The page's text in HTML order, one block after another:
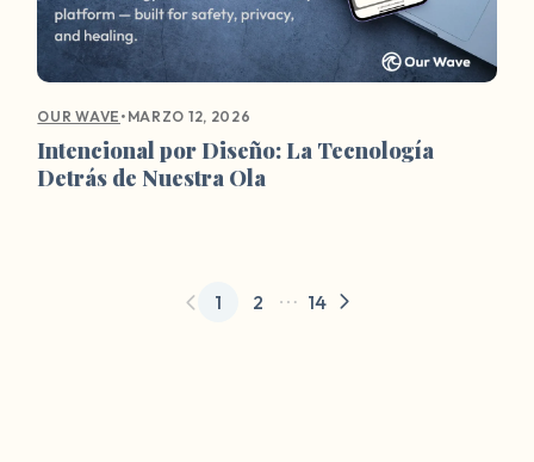
OUR WAVE • MARZO 12, 2026
Intencional por Diseño: La Tecnología
Detrás de Nuestra Ola
1 2 14